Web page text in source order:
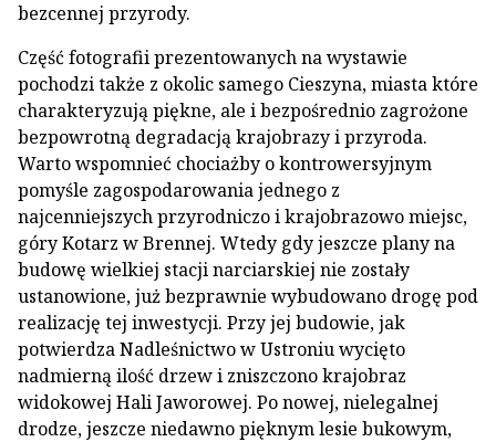
bezcennej przyrody.
Część fotografii prezentowanych na wystawie
pochodzi także z okolic samego Cieszyna, miasta które
charakteryzują piękne, ale i bezpośrednio zagrożone
bezpowrotną degradacją krajobrazy i przyroda.
Warto wspomnieć chociażby o kontrowersyjnym
pomyśle zagospodarowania jednego z
najcenniejszych przyrodniczo i krajobrazowo miejsc,
góry Kotarz w Brennej. Wtedy gdy jeszcze plany na
budowę wielkiej stacji narciarskiej nie zostały
ustanowione, już bezprawnie wybudowano drogę pod
realizację tej inwestycji. Przy jej budowie, jak
potwierdza Nadleśnictwo w Ustroniu wycięto
nadmierną ilość drzew i zniszczono krajobraz
widokowej Hali Jaworowej. Po nowej, nielegalnej
drodze, jeszcze niedawno pięknym lesie bukowym,